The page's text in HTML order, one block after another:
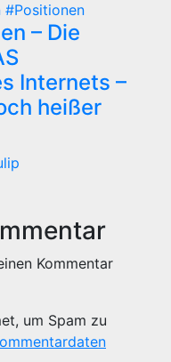
#Positionen
– Die
Internets –
heißer
Kommentar
um Spam zu